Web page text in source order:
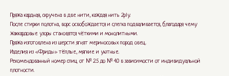
Пряжа кардная, скручена в две нити, каждая нить 2ply.
После стирки полотна, ворс освобождается и слегка подваливается, благодаря чему
жаккардовые узоры становятся чёткими и монолитными.
Пряжа изготовлена из шерсти ягнят мериносовых пород овец.
Изделия из «Фриды» тёплые, мягкие и уютные.
Рекомендованный номер спиц от № 2.5 до № 4.0 в зависимости от индивидуальной
плотности.